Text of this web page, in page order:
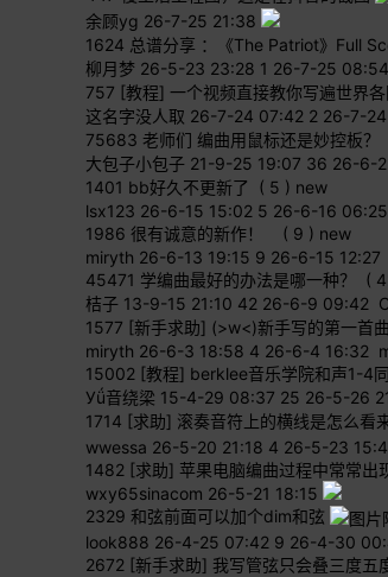
余顾yg 26-7-25 21:38
1624 总谱分享 ：《The Patriot》Full
柳月梦 26-5-23 23:28 1 26-7-25
757 [教程] 一个视频直接教你写遍世界
这名字没人取 26-7-24 07:42 2 26-7-
75683 老师们 编曲用鼠标还是妙控板？
大包子小包子 21-9-25 19:07 36 26-6-
1401 bb好久不更新了 ( 5 ) new
lsx123 26-6-15 15:02 5 26-6-16
1986 很有诚意的新作！ ( 9 ) new
miryth 26-6-13 19:15 9 26-6-15
45471 学编曲最好的办法是哪一种？ (
桔子 13-9-15 21:10 42 26-6-9 09:42
1577 [新手求助] (>w<)新手写的第一首
miryth 26-6-3 18:58 4 26-6-4 16:32
15002 [教程] berklee音乐学院和声1-4
Уǘ音绕梁 15-4-29 08:37 25 26-5-26
1714 [求助] 滚奏音符上的横线是怎么看
wwessa 26-5-20 21:18 4 26-5-23
1482 [求助] 苹果电脑编曲过程中常常出
wxy65sinacom 26-5-21 18:15
2329 和弦前面可以加个dim和弦
look888 26-4-25 07:42 9 26-4-30
2672 [新手求助] 我写管弦只会叠三度五